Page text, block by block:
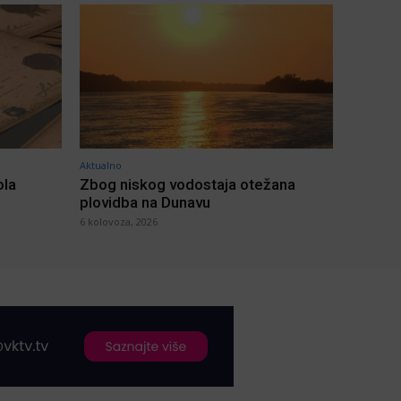
Aktualno
Zbog niskog vodostaja otežana
plovidba na Dunavu
6 kolovoza, 2026